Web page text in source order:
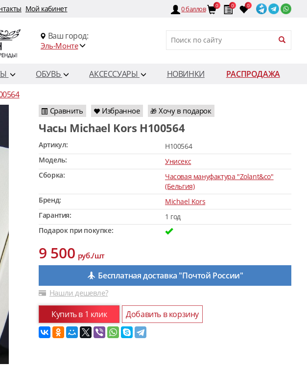
Мой кабинет 0баллов 0 0 0
Ваш город:
Эль-Монте
ОБУВЬ АКСЕССУАРЫ НОВИНКИ
РАСПРОДАЖА
Сравнить Избранное 🎁 Хочу в подарок
Часы Michael Kors H100564
Артикул:
H100564
Модель:
Унисекс
Сборка:
Часовая мануфактура "Zolant&co"
(Бельгия)
Бренд:
Michael Kors
Гарантия:
1 год
Подарок при покупке:
9 500руб./шт
Бесплатная доставка "Почтой России"
Нашли дешевле?
Купить в 1 клик Добавить в корзину